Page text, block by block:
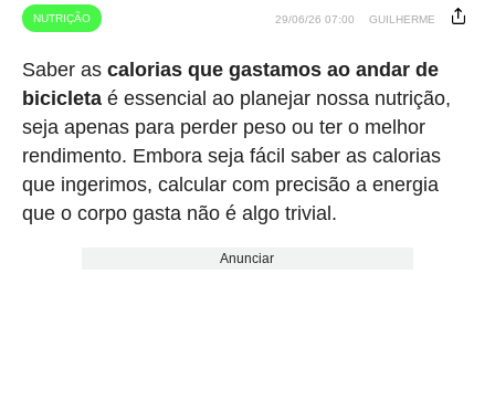
NUTRIÇÃO 29/06/26 07:00 GUILHERME
Saber as calorias que gastamos ao andar de
bicicletaé essencial ao planejar nossa nutrição,
seja apenas para perder peso ou ter o melhor
rendimento. Embora seja fácil saber as calorias
que ingerimos, calcular com precisão a energia
que o corpo gasta não é algo trivial.
Anunciar